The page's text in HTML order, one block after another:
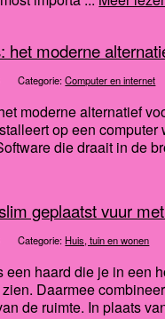
het moderne
Categorie:Computer en internet
moderne alternatief
op een
die draait in de
geplaatst vuur
Categorie: Huis, tuin en wonen
een haard die je in een
Daarmee
de ruimte. In plaats